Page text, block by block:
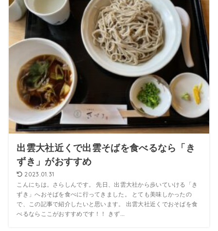
出雲大社近くで出雲そばを食べるなら「き
ずき」がおすすめ
2023.01.31
こんにちは。さらしんです。 先日、出雲大社から歩いていける「き
ずき」へおそばを食べに行ってきました。 とても美味しかったの
で、この記事で紹介したいと思います。 出雲大社近くでおそばを食
べるならここがおすすめです！！ きず...